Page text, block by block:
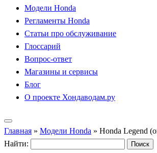
Модели Honda
Регламенты Honda
Статьи про обслуживание
Глоссарий
Вопрос-ответ
Магазины и сервисы
Блог
О проекте Хондаводам.ру
Главная » Модели Honda » Honda Legend
Найти: